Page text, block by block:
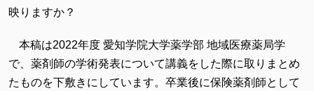
映りますか？
本稿は2022年度 愛知学院大学薬学部 地域医療薬局学
で、薬剤師の学術発表について講義をした際に取りまとめ
たものを下敷きにしています。卒業後に保険薬剤師として